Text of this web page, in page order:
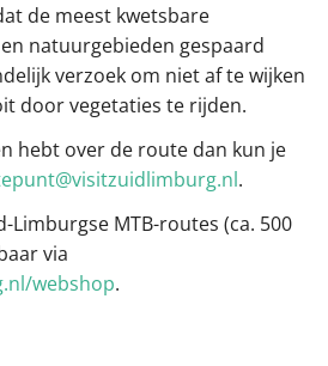
de meest kwetsbare
natuurgebieden gespaard
verzoek om niet af te wijken
door vegetaties te rijden.
hebt over de route dan kun je
.
Limburgse MTB-routes (ca. 500
via
webshop.